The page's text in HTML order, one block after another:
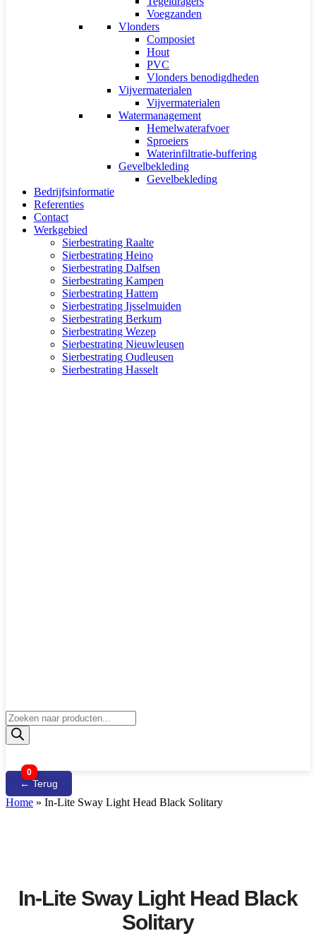
Voegzanden
Vlonders
Composiet
Hout
PVC
Vlonders benodigdheden
Vijvermaterialen
Vijvermaterialen
Watermanagement
Hemelwaterafvoer
Sproeiers
Waterinfiltratie-buffering
Gevelbekleding
Gevelbekleding
Bedrijfsinformatie
Referenties
Contact
Werkgebied
Sierbestrating Raalte
Sierbestrating Heino
Sierbestrating Dalfsen
Sierbestrating Kampen
Sierbestrating Hattem
Sierbestrating Ijsselmuiden
Sierbestrating Berkum
Sierbestrating Wezep
Sierbestrating Nieuwleusen
Sierbestrating Oudleusen
Sierbestrating Hasselt
Producten
zoeken
0
← Terug
Home » In-Lite Sway Light Head Black Solitary
In-Lite Sway Light Head Black
Solitary